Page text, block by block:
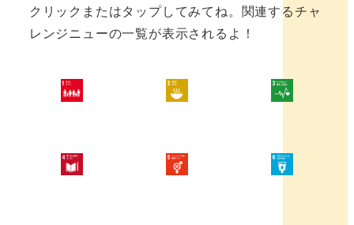
クリックまたはタップしてみてね。関連するチャ
レンジニューの一覧が表示されるよ！